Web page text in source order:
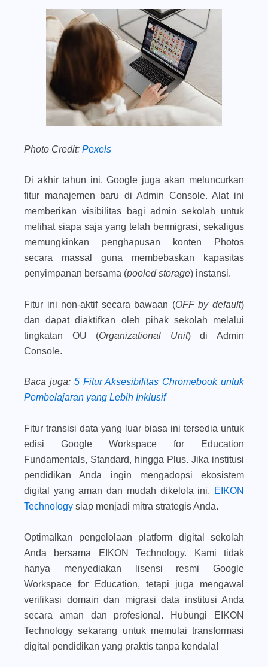
Photo Credit: Pexels
Di akhir tahun ini, Google juga akan meluncurkan
fitur manajemen baru di Admin Console. Alat ini
memberikan visibilitas bagi admin sekolah untuk
melihat siapa saja yang telah bermigrasi, sekaligus
memungkinkan penghapusan konten Photos
secara massal guna membebaskan kapasitas
penyimpanan bersama (pooled storage) instansi.
Fitur ini non-aktif secara bawaan (OFF by default)
dan dapat diaktifkan oleh pihak sekolah melalui
tingkatan OU (Organizational Unit) di Admin
Console.
Baca juga: 5 Fitur Aksesibilitas Chromebook untuk
Pembelajaran yang Lebih Inklusif
Fitur transisi data yang luar biasa ini tersedia untuk
edisi Google Workspace for Education
Fundamentals, Standard, hingga Plus. Jika institusi
pendidikan Anda ingin mengadopsi ekosistem
digital yang aman dan mudah dikelola ini, EIKON
Technology siap menjadi mitra strategis Anda.
Optimalkan pengelolaan platform digital sekolah
Anda bersama EIKON Technology. Kami tidak
hanya menyediakan lisensi resmi Google
Workspace for Education, tetapi juga mengawal
verifikasi domain dan migrasi data institusi Anda
secara aman dan profesional. Hubungi EIKON
Technology sekarang untuk memulai transformasi
digital pendidikan yang praktis tanpa kendala!